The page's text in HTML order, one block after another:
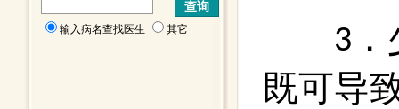
输入病名查找医生 其它 3
既可导